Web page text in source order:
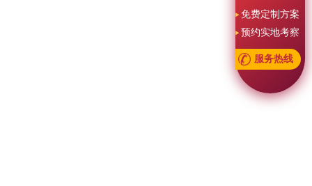
免费定制方案
预约实地考察
服务热线